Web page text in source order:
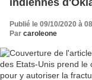
indiennes
fracturation et
dangereux
Publié le 09/10/2020 à
Par caroleone